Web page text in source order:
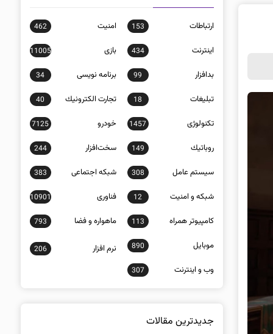
ارتباطات 153 امنيت 462
اينترنت 434 بازی 11005
بدافزار 99 برنامه نويسی 34
تبلیغات 18 تجارت الكترونيك 40
تکنولوژی 1457 خودرو 7125
روباتيك 149 سخت‌افزار 244
سيستم عامل 308 شبكه اجتماعی 383
شبكه و امنيت 12 فناوری 10901
كامپيوتر همراه 113 ماهواره و فضا 793
موبايل 890 نرم افزار 206
وب و اينترنت 307
جدیدترین مقالات